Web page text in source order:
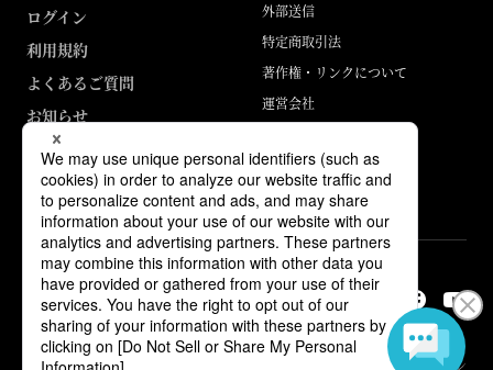
ログイン
利用規約
よくあるご質問
お知らせ
外部送信
特定商取引法
著作権・リンクについて
運営会社
ABJマークは、この電子書店・電子書籍配信サービスが、著作権者からコン